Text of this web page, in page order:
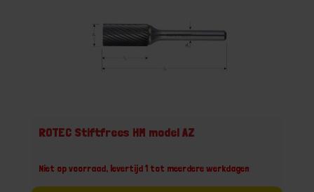
ROTEC Stiftfrees HM model AZ
Niet op voorraad, levertijd 1 tot meerdere werkdagen